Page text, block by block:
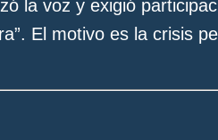
la voz y exigió
El motivo es la crisis